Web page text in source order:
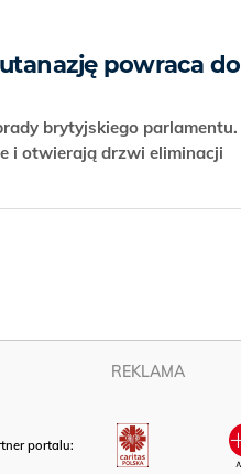
powraca do
brytyjskiego parlamentu.
i otwierają drzwi eliminacji
REKLAMA
portalu: